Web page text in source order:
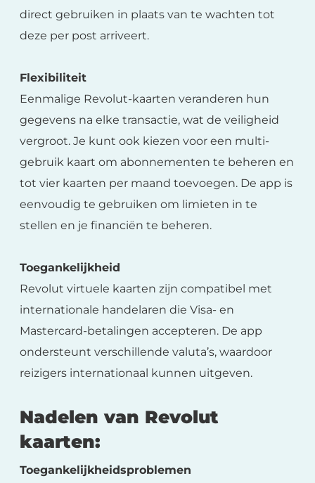
direct gebruiken in plaats van te wachten tot
deze per post arriveert.
Flexibiliteit
Eenmalige Revolut-kaarten veranderen hun
gegevens na elke transactie, wat de veiligheid
vergroot. Je kunt ook kiezen voor een multi-
gebruik kaart om abonnementen te beheren en
tot vier kaarten per maand toevoegen. De app is
eenvoudig te gebruiken om limieten in te
stellen en je financiën te beheren.
Toegankelijkheid
Revolut virtuele kaarten zijn compatibel met
internationale handelaren die Visa- en
Mastercard-betalingen accepteren. De app
ondersteunt verschillende valuta’s, waardoor
reizigers internationaal kunnen uitgeven.
Nadelen van Revolut
kaarten:
Toegankelijkheidsproblemen